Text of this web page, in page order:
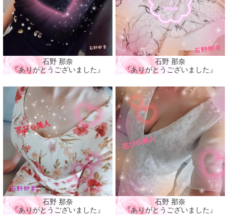
石野 那奈
『ありがとうございました』
石野 那奈
『ありがとうございました』
石野 那奈
『ありがとうございました』
石野 那奈
『ありがとうございました』